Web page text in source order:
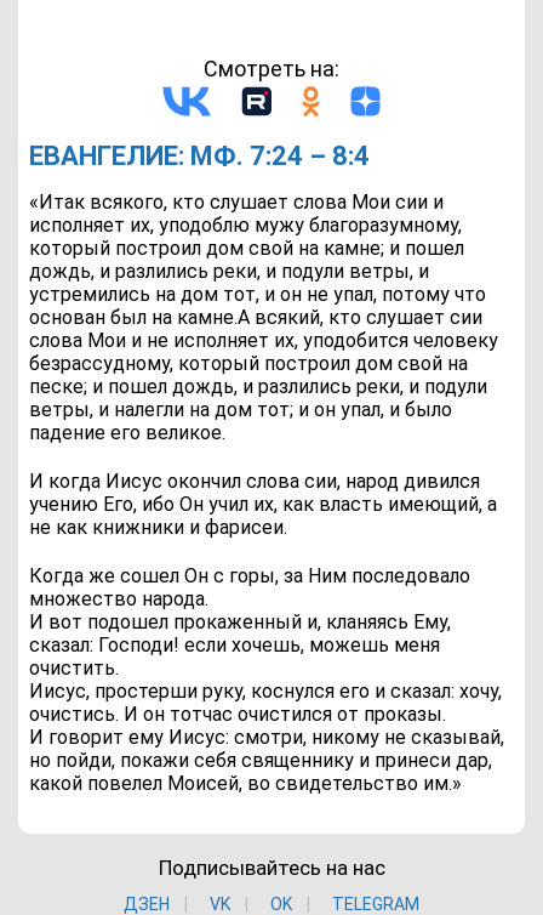
Смотреть на:
ЕВАНГЕЛИЕ: МФ. 7:24 – 8:4
«Итак всякого, кто слушает слова Мои сии и
исполняет их, уподоблю мужу благоразумному,
который построил дом свой на камне; и пошел
дождь, и разлились реки, и подули ветры, и
устремились на дом тот, и он не упал, потому что
основан был на камне.А всякий, кто слушает сии
слова Мои и не исполняет их, уподобится человеку
безрассудному, который построил дом свой на
песке; и пошел дождь, и разлились реки, и подули
ветры, и налегли на дом тот; и он упал, и было
падение его великое.
И когда Иисус окончил слова сии, народ дивился
учению Его, ибо Он учил их, как власть имеющий, а
не как книжники и фарисеи.
Когда же сошел Он с горы, за Ним последовало
множество народа.
И вот подошел прокаженный и, кланяясь Ему,
сказал: Господи! если хочешь, можешь меня
очистить.
Иисус, простерши руку, коснулся его и сказал: хочу,
очистись. И он тотчас очистился от проказы.
И говорит ему Иисус: смотри, никому не сказывай,
но пойди, покажи себя священнику и принеси дар,
какой повелел Моисей, во свидетельство им.»
Подписывайтесь на нас
ДЗЕН VK ОK
TELEGRAM